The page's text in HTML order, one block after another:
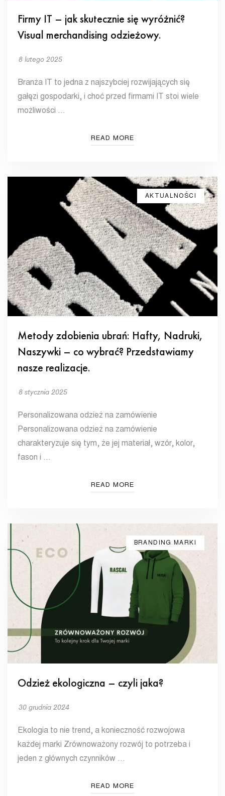
Firmy IT – jak skutecznie się wyróżnić?
Visual merchandising odzieżowy.
8 lutego 2025
Branża IT to jedna z najszybciej rozwijających się
gałęzi gospodarki, i choć przed firmami IT stoi wiele
możliwości …
READ MORE
AKTUALNOŚCI
Metody zdobienia ubrań: Hafty, Nadruki,
Naszywki – co wybrać? Przedstawiamy
nasze realizacje.
8 stycznia 2025
Personalizowana odzież na zamówienie
Personalizowana odzież na zamówienie
charakteryzuje się tym, że jej materiał, wzór, kolor,
fason i …
READ MORE
BRANDING MARKI
Odzież ekologiczna – czyli jaka?
30 grudnia 2024
Ekologia to nie trend, a konieczność rozwojowa
każdej marki Zrównoważony rozwój to potrzeba i
jeden z głównych czynników …
READ MORE